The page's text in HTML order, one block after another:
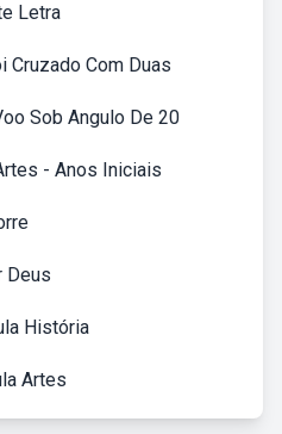
Letra
Cruzado Com Duas
Sob Angulo De 20
- Anos Iniciais
Deus
História
Artes